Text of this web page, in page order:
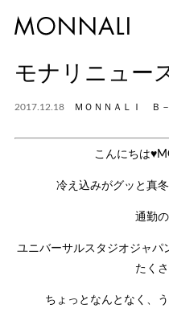
モナリニュー
2017.12.18 ＭＯＮＮＡＬＩ Ｂ
こんにちは
冷え込みがグッと真
通勤
ユニバーサルスタジオジャパ
たく
ちょっとなんとなく、